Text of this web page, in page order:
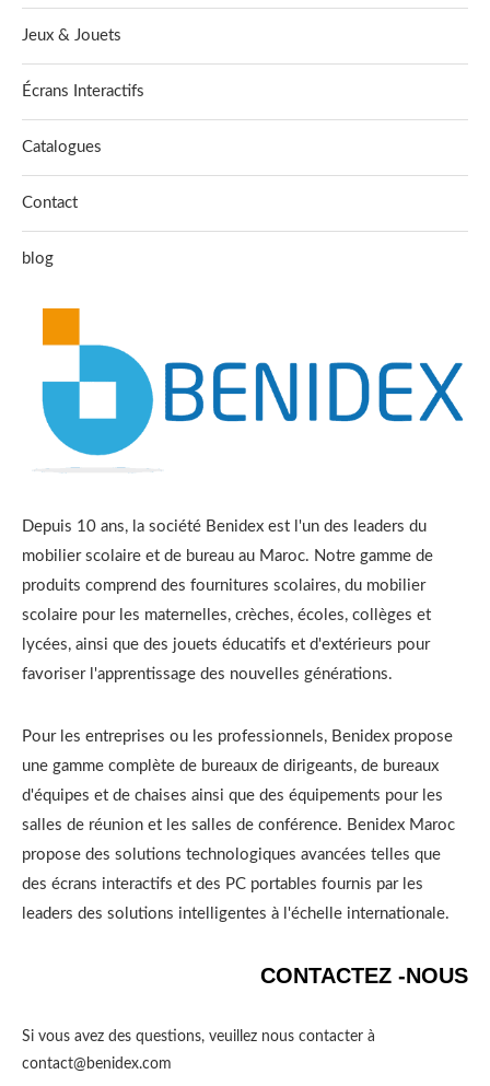
Jeux & Jouets
Écrans Interactifs
Catalogues
Contact
blog
Depuis 10 ans, la société Benidex est l'un des leaders du
mobilier scolaire et de bureau au Maroc. Notre gamme de
produits comprend des fournitures scolaires, du mobilier
scolaire pour les maternelles, crèches, écoles, collèges et
lycées, ainsi que des jouets éducatifs et d'extérieurs pour
favoriser l'apprentissage des nouvelles générations.
Pour les entreprises ou les professionnels, Benidex propose
une gamme complète de bureaux de dirigeants, de bureaux
d'équipes et de chaises ainsi que des équipements pour les
salles de réunion et les salles de conférence. Benidex Maroc
propose des solutions technologiques avancées telles que
des écrans interactifs et des PC portables fournis par les
leaders des solutions intelligentes à l'échelle internationale.
CONTACTEZ -NOUS
Si vous avez des questions, veuillez nous contacter à
contact@benidex.com